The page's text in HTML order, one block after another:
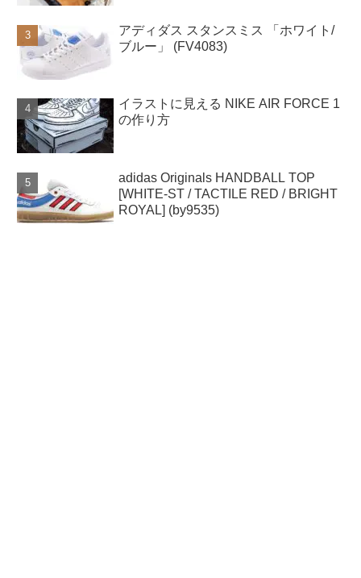
アディダス スタンスミス 「ホワイト/
ブルー」 (FV4083)
イラストに見える NIKE AIR FORCE 1
の作り方
adidas Originals HANDBALL TOP
[WHITE-ST / TACTILE RED / BRIGHT
ROYAL] (by9535)